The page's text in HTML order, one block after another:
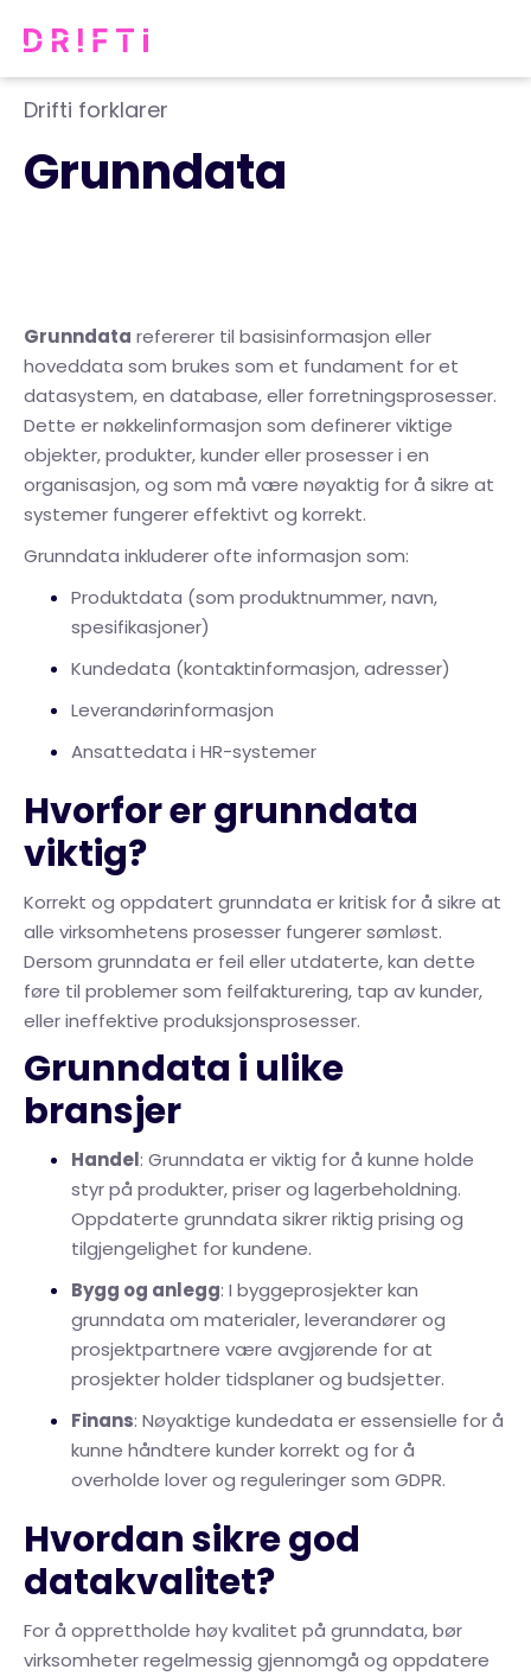
Drifti forklarer
Grunndata
Grunndata refererer til basisinformasjon eller
hoveddata som brukes som et fundament for et
datasystem, en database, eller forretningsprosesser.
Dette er nøkkelinformasjon som definerer viktige
objekter, produkter, kunder eller prosesser i en
organisasjon, og som må være nøyaktig for å sikre at
systemer fungerer effektivt og korrekt.
Grunndata inkluderer ofte informasjon som:
Produktdata (som produktnummer, navn,
spesifikasjoner)
Kundedata (kontaktinformasjon, adresser)
Leverandørinformasjon
Ansattedata i HR-systemer
Hvorfor er grunndata
viktig?
Korrekt og oppdatert grunndata er kritisk for å sikre at
alle virksomhetens prosesser fungerer sømløst.
Dersom grunndata er feil eller utdaterte, kan dette
føre til problemer som feilfakturering, tap av kunder,
eller ineffektive produksjonsprosesser.
Grunndata i ulike
bransjer
Handel: Grunndata er viktig for å kunne holde
styr på produkter, priser og lagerbeholdning.
Oppdaterte grunndata sikrer riktig prising og
tilgjengelighet for kundene.
Bygg og anlegg: I byggeprosjekter kan
grunndata om materialer, leverandører og
prosjektpartnere være avgjørende for at
prosjekter holder tidsplaner og budsjetter.
Finans: Nøyaktige kundedata er essensielle for å
kunne håndtere kunder korrekt og for å
overholde lover og reguleringer som GDPR.
Hvordan sikre god
datakvalitet?
For å opprettholde høy kvalitet på grunndata, bør
virksomheter regelmessig gjennomgå og oppdatere